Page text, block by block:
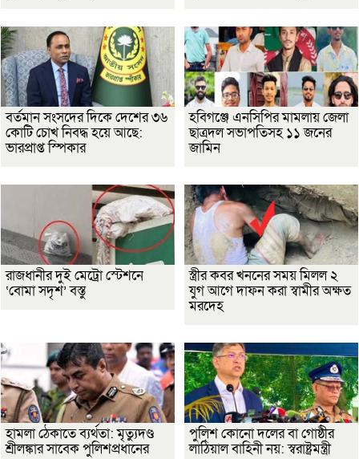
বর্তমান সংসদের দিকে দেশের ৩৬
কোটি চোখ নিবদ্ধ হয়ে আছে:
ভারপ্রাপ্ত স্পিকার
হবিগঞ্জে এনসিপির মামলায় জেলা
ছাত্রদল সভাপতিসহ ১১ জনের
জামিন
রাজধানীর দুই মেট্রো স্টেশনে
‘বোমা সদৃশ’ বস্তু
স্ত্রীর কবর খননের সময় মিলল ২
যুগ আগে দাফন করা স্বামীর অক্ষত
মরদেহ
হামলা ঠেকাতে ব্যর্থতা: মৃত্যুদণ্ড
শ্রীলঙ্কার সাবেক পুলিশপ্রধানের
পুলিশ কোনো দলের বা গোষ্ঠীর
লাঠিয়াল বাহিনী নয়: স্বরাষ্ট্রমন্ত্রী